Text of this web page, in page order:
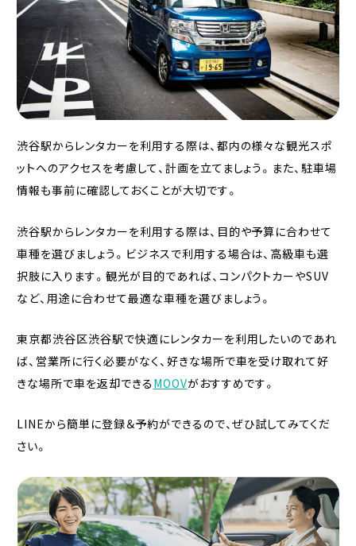
渋谷駅からレンタカーを利用する際は、都内の様々な観光スポ
ットへのアクセスを考慮して、計画を立てましょう。また、駐車場
情報も事前に確認しておくことが大切です。
渋谷駅からレンタカーを利用する際は、目的や予算に合わせて
車種を選びましょう。ビジネスで利用する場合は、高級車も選
択肢に入ります。観光が目的であれば、コンパクトカーやSUV
など、用途に合わせて最適な車種を選びましょう。
東京都渋谷区渋谷駅で快適にレンタカーを利用したいのであれ
ば、営業所に行く必要がなく、好きな場所で車を受け取れて好
きな場所で車を返却できる MOOVがおすすめです。
LINEから簡単に登録＆予約ができるので、ぜひ試してみてくだ
さい。